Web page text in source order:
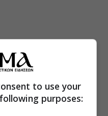
to use your
purposes: